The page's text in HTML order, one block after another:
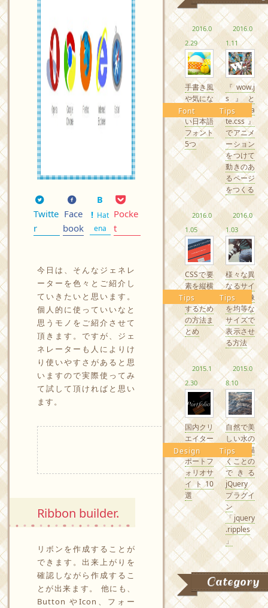
Twitte
r
Face
book
Hat
ena
Pocke
t
今日は、そんなジェネレ
ーターを色々とご紹介し
ていきたいと思います。
個人的に使っていいなと
思うモノをご紹介させて
頂きます。ですが、ジェ
ネレーターも人によりけ
り使いやすさがあると思
いますので実際使ってみ
て試して頂ければと思い
ます。
Ribbon builder.
リボンを作成することが
できます。出来上がりを
確認しながら作成するこ
とが出来ます。 他にも、
Button やIcon、フォー
2016.0
2.29
Font
手書き風
や気にな
るかわい
い日本語
フォント
5つ
2016.0
1.11
Tips
『wow.j
s』と
『Anima
te.css』
でアニメ
ーション
をつけて
動きのあ
るページ
をつくる
2016.0
1.05
Tips
CSSで要
素を縦横
中央配置
するため
の方法ま
とめ
2016.0
1.03
Tips
様々な異
なるサイ
ズの画像
を均等な
サイズで
表示させ
る方法
2015.1
2.30
Design
国内クリ
エイター
の素敵な
ポートフ
ォリオサ
イト10
選
2015.0
8.10
Tips
自然で美
しい水の
波紋を描
くことの
できる
jQuery
プラグイ
ン
「jquery
.ripples
」
Category